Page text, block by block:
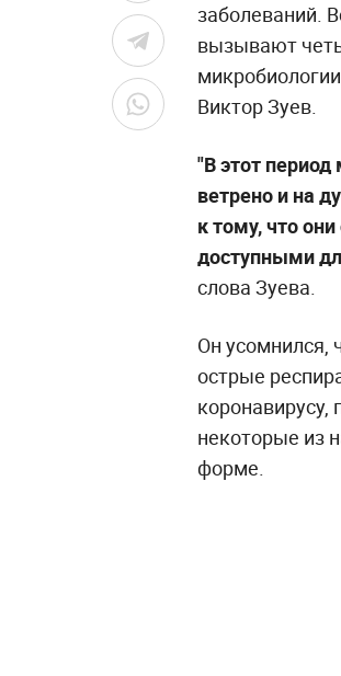
заболеваний.
вызывают
Виктор Зуев.
"В этот
ветрено и на
к тому, что
доступными
слова Зуева.
Он усомнился,
острые
некоторые из
форме.